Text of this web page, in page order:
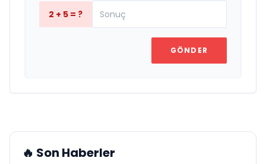
2 + 5 = ?
GÖNDER
🔥 Son Haberler